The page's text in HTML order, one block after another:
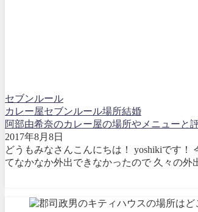
セブンルール
カレー屋セブンルール場所結婚
阿部由希奈のカレー屋の場所やメニューと
2017年8月8日
どうもみなさんこんにちは！ yoshikiです
てなかなか外出できなかったので 久々の外